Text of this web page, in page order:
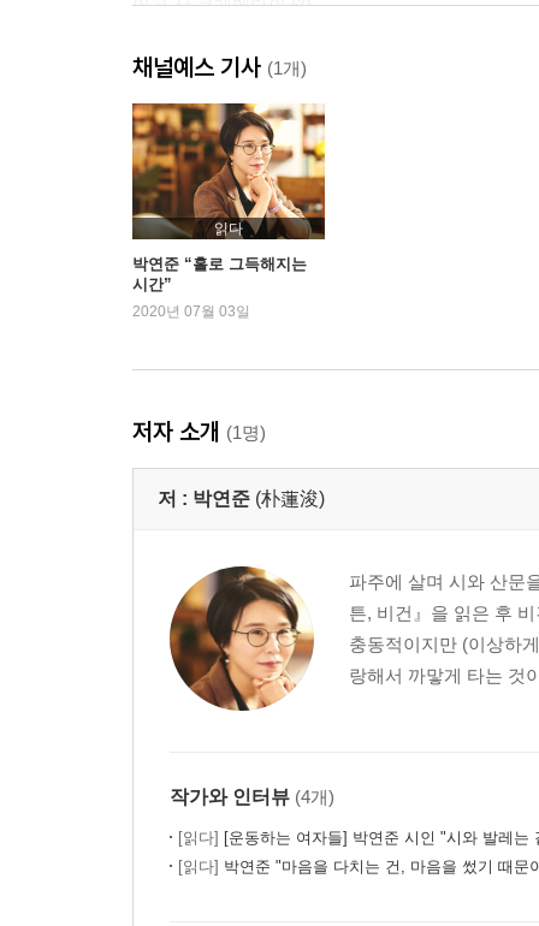
일곱 살 클레멘타인 60
2부 나는 안녕한지, 잘 지내는지
첫, 75
서른 78
겨울 바다, 껍질 82
그보다 나는 안녕한지 88
뱀같이 꼬인 인생일지라도 91
바보 이반을 사랑하는 마음으로 94
이파리들 101
요리하는 일요일 102
모란 일기―토지문화관에서 116
3부 시는 가만히 ‘있다’
똥을 두고 온 적도, 두고 온 똥이 된 적도 있다 128
글쓰기의 두려움 134
도레미파솔라‘시’도 속에 잠긴 시詩 140
하이힐―사랑에 출구는 없다 144
청국장은 지지 않는다 150
잠지 158
꿈 162
코―감기전感氣傳 164
채널예스 기사 (1개)
읽다
박연준 “홀로 그득해지는
시간”
2020년 07월 03일
저자 소개 (1명)
저 : 박연준 (朴蓮浚)
파주에 살며 시와 산문
튼, 비건』을 읽은 후
충동적이지만 (이상하
랑해서 까맣게 타는 것
작가와 인터뷰 (4개)
[읽다] [운동하는 여자들] 박연준 시인 "시와 발레는 같은
[읽다] 박연준 "마음을 다치는 건, 마음을 썼기 때문